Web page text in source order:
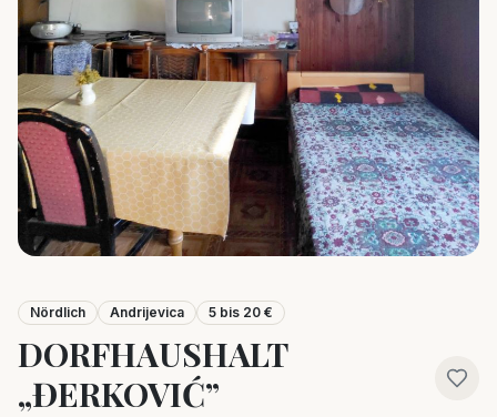
Nördlich Andrijevica 5 bis 20 €
DORFHAUSHALT
„ĐERKOVIĆ”